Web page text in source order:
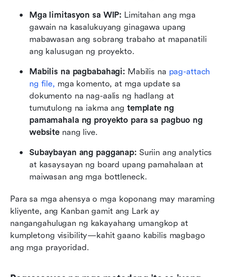
Mga limitasyon sa WIP: Limitahan ang mga
gawain na kasalukuyang ginagawa upang
mabawasan ang sobrang trabaho at mapanatili
ang kalusugan ng proyekto.
Mabilis na pagbabahagi: Mabilis na pag-attach
ng file, mga komento, at mga update sa
dokumento na nag-aalis ng hadlang at
tumutulong na iakma ang template ng
pamamahala ng proyekto para sa pagbuo ng
website nang live.
Subaybayan ang pagganap: Suriin ang analytics
at kasaysayan ng board upang pamahalaan at
maiwasan ang mga bottleneck.
Para sa mga ahensya o mga koponang may maraming
kliyente, ang Kanban gamit ang Lark ay
nangangahulugan ng kakayahang umangkop at
kumpletong visibility—kahit gaano kabilis magbago
ang mga prayoridad.